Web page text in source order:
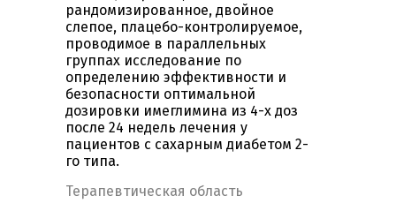
рандомизированное, двойное
слепое, плацебо-контролируемое,
проводимое в параллельных
группах исследование по
определению эффективности и
безопасности оптимальной
дозировки имеглимина из 4-х доз
после 24 недель лечения у
пациентов с сахарным диабетом 2-
го типа.
Терапевтическая область